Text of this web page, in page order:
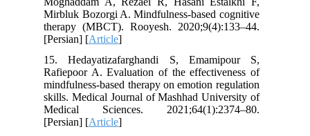
Mirbluk Bozorgi A. Mindfulness-based cognitive
therapy (MBCT). Rooyesh. 2020;9(4):133–44.
[Persian] [Article
15. Hedayatizafarghandi S, Emamipour S,
Rafiepoor A. Evaluation of the effectiveness of
mindfulness-based therapy on emotion regulation
skills. Medical Journal of Mashhad University of
Medical Sciences. 2021;64(1):2374–80.
[Persian] [Article